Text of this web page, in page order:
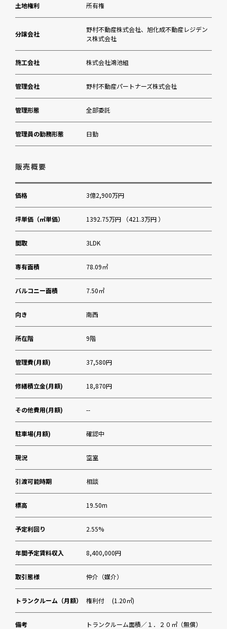
土地権利 所有権
分譲会社
野村不動産株式会社、旭化成不動産レジデン
ス株式会社
施工会社 株式会社鴻池組
管理会社 野村不動産パートナーズ株式会社
管理形態 全部委託
管理員の勤務形態 日勤
販売概要
価格 3億2,900万円
坪単価（㎡単価） 1392.75万円 （421.3万円 ）
間取 3LDK
専有面積 78.09㎡
バルコニー面積 7.50㎡
向き 南西
所在階 9階
管理費(月額) 37,580円
修繕積立金(月額) 18,870円
その他費用(月額) --
駐車場(月額) 確認中
現況 空室
引渡可能時期 相談
標高 19.50m
予定利回り 2.55%
年間予定賃料収入 8,400,000円
取引態様 仲介（媒介）
トランクルーム（月額） 権利付 (1.20㎡)
備考 トランクルーム面積／１．２０㎡（無償）